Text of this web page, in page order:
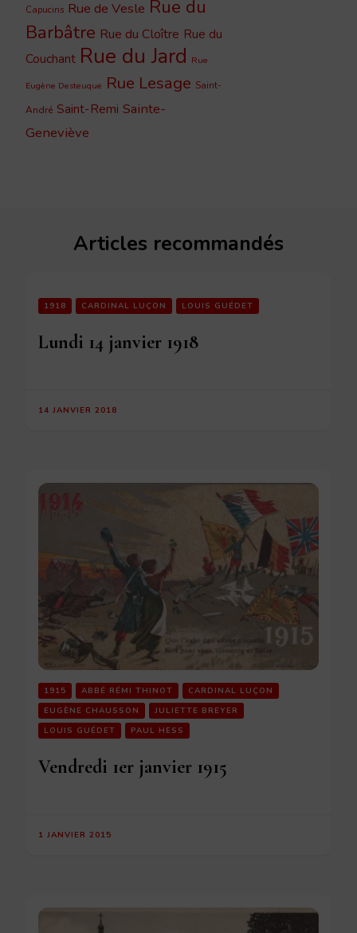
Capucins Rue de Vesle Rue du
Barbâtre Rue du Cloître Rue du
Couchant Rue du Jard Rue
Eugène Desteuque Rue Lesage Saint-
André Saint-Remi Sainte-
Geneviève
Articles recommandés
1918 CARDINAL LUÇON LOUIS GUÉDET
Lundi 14 janvier 1918
14 JANVIER 2018
1915 ABBÉ RÉMI THINOT
CARDINAL LUÇON
EUGÈNE CHAUSSON
JULIETTE BREYER
LOUIS GUÉDET
PAUL HESS
Vendredi 1er janvier 1915
1 JANVIER 2015